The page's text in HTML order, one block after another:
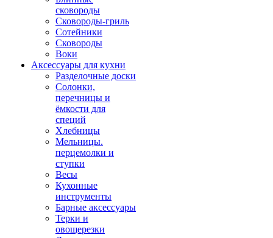
сковороды
Сковороды-гриль
Сотейники
Сковороды
Воки
Аксессуары для кухни
Разделочные доски
Солонки,
перечницы и
ёмкости для
специй
Хлебницы
Мельницы.
перцемолки и
ступки
Весы
Кухонные
инструменты
Барные аксессуары
Терки и
овощерезки